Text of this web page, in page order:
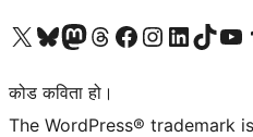
हाम्रो X (पहिले ट्विटर) खातामा जानुहोस्
हाम्रो Bluesky खाता भ्रमण गर्नुहोस्
हाम्रो म्यास्टोडन खाता भ्रमण गर्नुहोस्
हाम्रो थ्रेड्स खातामा जानुहोस्
हाम्रो फेसबुक पेजमा जानुहोस्
हाम्रो इन्स्टाग्राम खातामा जानुहोस्
हाम्रो लिङ्क्डइन खातामा जानुहोस्
हाम्रो TikTok खाता भ्रमण
हाम्रो युट्युब
कोड कविता हो।
The WordPress® trademark